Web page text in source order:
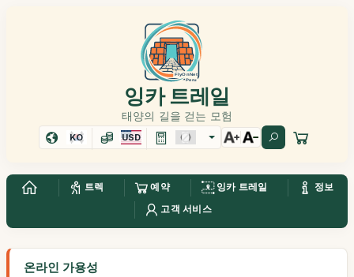
잉카 트레일
태양의 길을 걷는 모험
KO USD
트렉 예약 잉카 트레일
정보
고객 서비스
온라인 가용성